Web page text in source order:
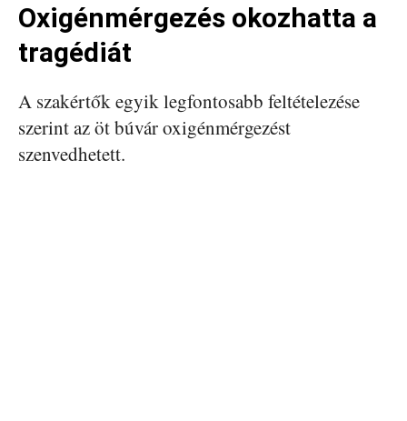
Oxigénmérgezés okozhatta a
tragédiát
A szakértők egyik legfontosabb feltételezése
szerint az öt búvár oxigénmérgezést
szenvedhetett.